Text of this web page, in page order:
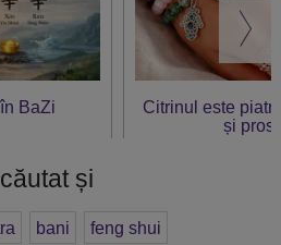
BaZi
Citrinul este
și
și
bani feng shui